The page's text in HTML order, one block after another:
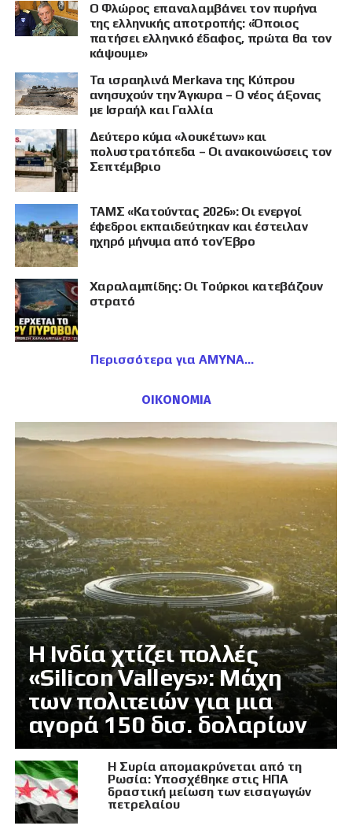
Ο Φλώρος επαναλαμβάνει τον πυρήνα
της ελληνικής αποτροπής: «Όποιος
πατήσει ελληνικό έδαφος, πρώτα θα τον
κάψουμε»
Τα ισραηλινά Merkava της Κύπρου
ανησυχούν την Άγκυρα – Ο νέος άξονας
με Ισραήλ και Γαλλία
Δεύτερο κύμα «λουκέτων» και
πολυστρατόπεδα – Οι ανακοινώσεις τον
Σεπτέμβριο
ΤΑΜΣ «Κατούντας 2026»: Οι ενεργοί
έφεδροι εκπαιδεύτηκαν και έστειλαν
ηχηρό μήνυμα από τον Έβρο
Χαραλαμπίδης: Οι Τούρκοι κατεβάζουν
στρατό
Περισσότερα για ΑΜΥΝΑ
ΟΙΚΟΝΟΜΙΑ
Η Ινδία χτίζει πολλές
«Silicon Valleys»: Μάχη
των πολιτειών για μια
αγορά 150 δισ. δολαρίων
Η Συρία απομακρύνεται από τη
Ρωσία: Υποσχέθηκε στις ΗΠΑ
δραστική μείωση των εισαγωγών
πετρελαίου